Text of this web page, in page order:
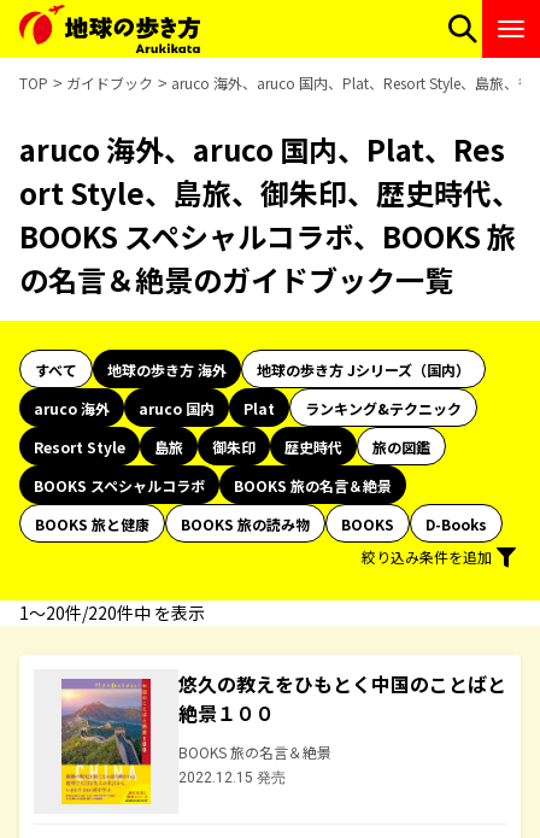
TOP ガイドブック aruco 海外、aruco 国内、Plat、Resort Style、島旅、御
aruco 海外、aruco 国内、Plat、Res
ort Style、島旅、御朱印、歴史時代、
BOOKS スペシャルコラボ、BOOKS 旅
の名言＆絶景のガイドブック一覧
すべて 地球の歩き方 海外
地球の歩き方 Jシリーズ（国内）
aruco 海外
aruco 国内 Plat
ランキング&テクニック
Resort Style
島旅 御朱印 歴史時代
旅の図鑑
BOOKS スペシャルコラボ
BOOKS 旅の名言＆絶景
BOOKS 旅と健康
BOOKS 旅の読み物 BOOKS
D-Books
絞り込み条件を追加
1〜20件/220件中 を表示
悠久の教えをひもとく中国のことばと
絶景１００
BOOKS 旅の名言＆絶景
2022.12.15 発売